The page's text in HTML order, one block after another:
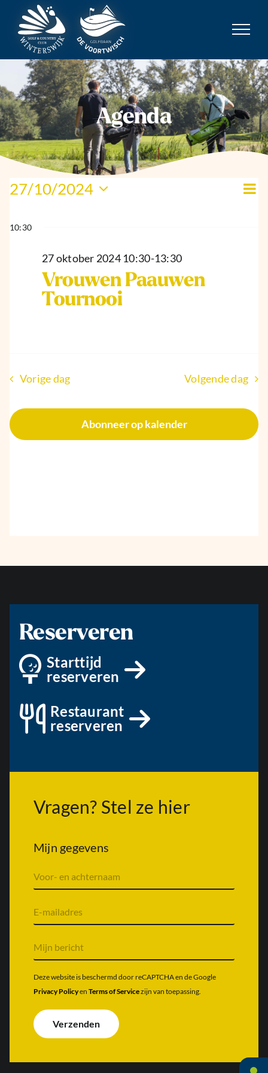
inhoud
Agenda
Evenementen
27
oktober
2024
Dag
27/10/2024
een
datum.
10:30
Vrouwen Paauwen
Tournooi
27 oktober 2024 10:30-13:30
Vorige dag Volgende dag
Abonneer op kalender
Reserveren
Starttijd
reserveren
Restaurant
reserveren
Vragen? Stel ze hier
Mijn gegevens
o
o
n
a
m
&
c
h
e
r
a
-
m
i
l
a
r
s
*
i
j
n
e
i
c
*
Deze website is beschermd door reCAPTCHA en de Google
Privacy Policyen Terms of Servicezijn van toepassing.
Verzenden